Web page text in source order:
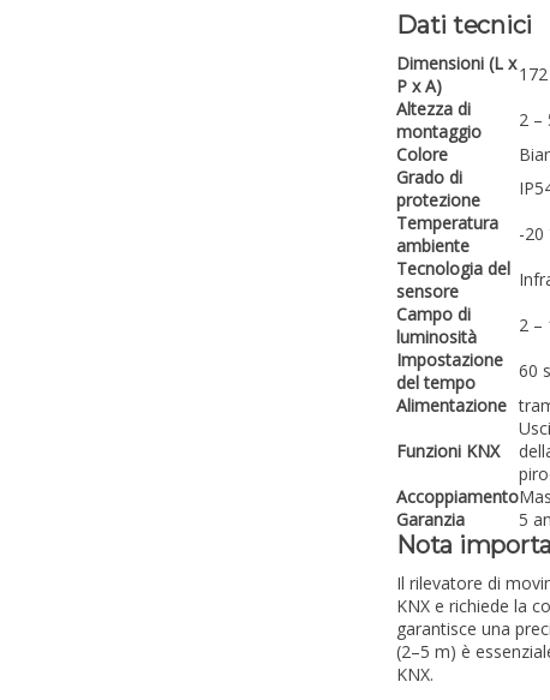
Dati tecnici
Dimensioni (L x
P x A)
Altezza di
montaggio
2 –
Colore
Grado di
protezione
Temperatura
ambiente
-20
Tecnologia del
sensore
Campo di
luminosità
2 –
Impostazione
del tempo
60
Alimentazione
Funzioni KNX
Accoppiamento
Garanzia
5
Nota
Il rilevatore di
KNX e richiede la
garantisce una
(2–5 m) è
KNX.